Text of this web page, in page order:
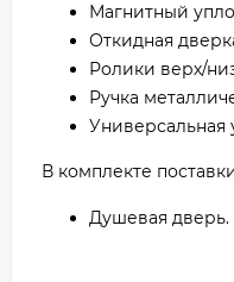
Магнитный
Откидная
Ролики верх/
Ручка
Универсальная
В комплекте
Душевая дверь.